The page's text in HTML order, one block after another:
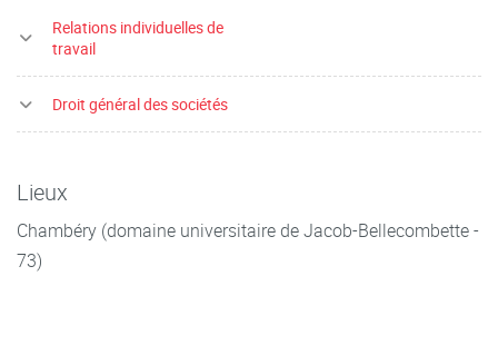
Relations individuelles de
travail
Droit général des sociétés
Lieux
Chambéry (domaine universitaire de Jacob-Bellecombette -
73)